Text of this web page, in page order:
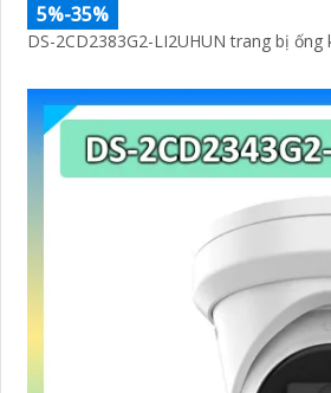
5%-35%
DS-2CD2383G2-LI2UHUN trang bị